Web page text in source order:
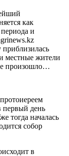
как
и
приблизилась
местные жители
произошло…
первый день
тогда началась
собор